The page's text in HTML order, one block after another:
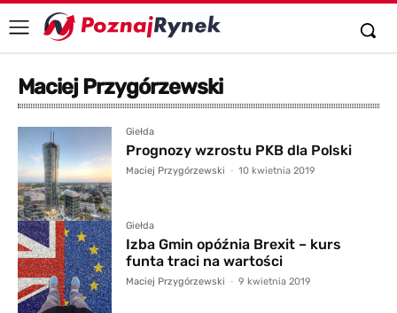
Maciej Przygórzewski
Giełda
Prognozy wzrostu PKB dla Polski
Maciej Przygórzewski - 10 kwietnia 2019
Giełda
Izba Gmin opóźnia Brexit – kurs
funta traci na wartości
Maciej Przygórzewski - 9 kwietnia 2019